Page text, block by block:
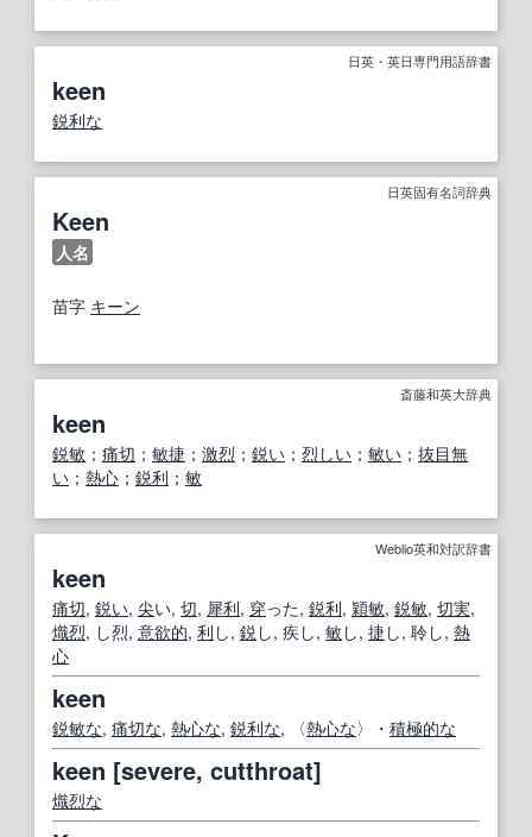
日英・英日専門用語辞書
keen
鋭利な
日英固有名詞辞典
Keen
人名
苗字 キーン
斎藤和英大辞典
keen
鋭敏 ； 痛切 ； 敏捷 ； 激烈 ； 鋭い ； 烈しい ； 敏い ； 抜目無
い ； 熱心 ； 鋭利 ； 敏
Weblio英和対訳辞書
keen
痛切, 鋭い, 尖い, 切, 犀利, 穿った, 鋭利, 穎敏, 鋭敏, 切実,
熾烈, し烈, 意欲的, 利 し, 鋭し, 疾し, 敏し, 捷 し, 聆し, 熱
心
keen
鋭敏な, 痛切な, 熱心な, 鋭利な, 〈熱心な〉・ 積極的な
keen [severe, cutthroat]
熾烈な